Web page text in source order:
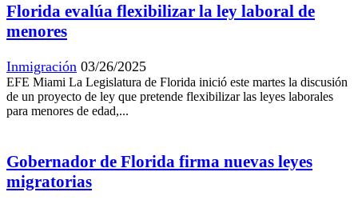
Florida evalúa flexibilizar la ley laboral de
menores
Inmigración 03/26/2025
EFE Miami La Legislatura de Florida inició este martes la discusión
de un proyecto de ley que pretende flexibilizar las leyes laborales
para menores de edad,...
Gobernador de Florida firma nuevas leyes
migratorias